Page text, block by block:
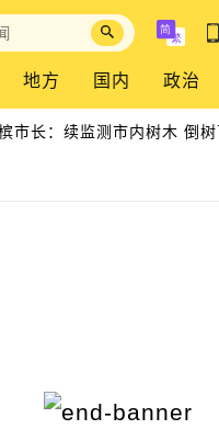
地方 国内 政治
市长：续监测市内树木 倒树